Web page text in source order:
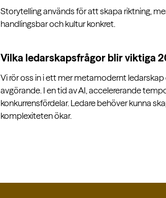
Storytelling används för att skapa riktning,
handlingsbar och kultur konkret.
Vilka ledarskapsfrågor blir viktiga
Vi rör oss in i ett mer metamodernt
avgörande. I en tid av AI, accelererande
konkurrensfördelar. Ledare behöver kunna
komplexiteten ökar.